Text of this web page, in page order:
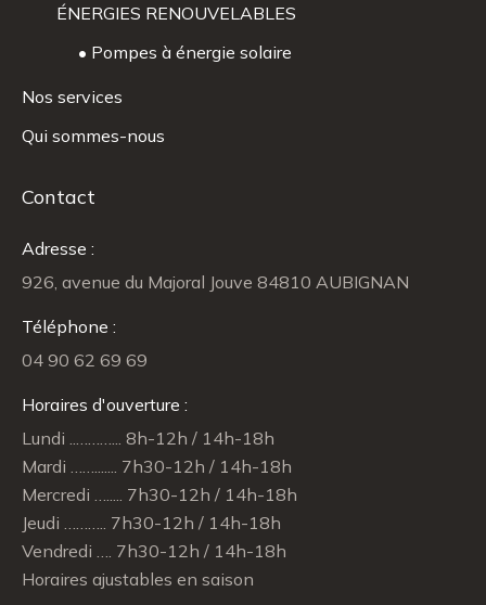
ÉNERGIES RENOUVELABLES
• Pompes à énergie solaire
Nos services
Qui sommes-nous
Contact
Adresse :
926, avenue du Majoral Jouve 84810 AUBIGNAN
Téléphone :
04 90 62 69 69
Horaires d'ouverture :
Lundi ..………... 8h-12h / 14h-18h
Mardi ……....... 7h30-12h / 14h-18h
Mercredi …..... 7h30-12h / 14h-18h
Jeudi ……….. 7h30-12h / 14h-18h
Vendredi …. 7h30-12h / 14h-18h
Horaires ajustables en saison